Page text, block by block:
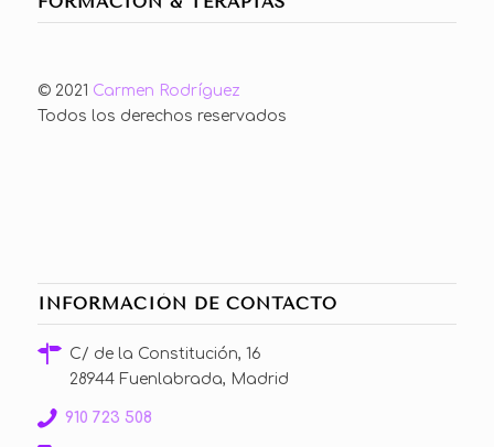
© 2021 Carmen Rodríguez
Todos los derechos reservados
INFORMACIÓN DE CONTACTO
C/ de la Constitución, 16
28944 Fuenlabrada, Madrid
910 723 508